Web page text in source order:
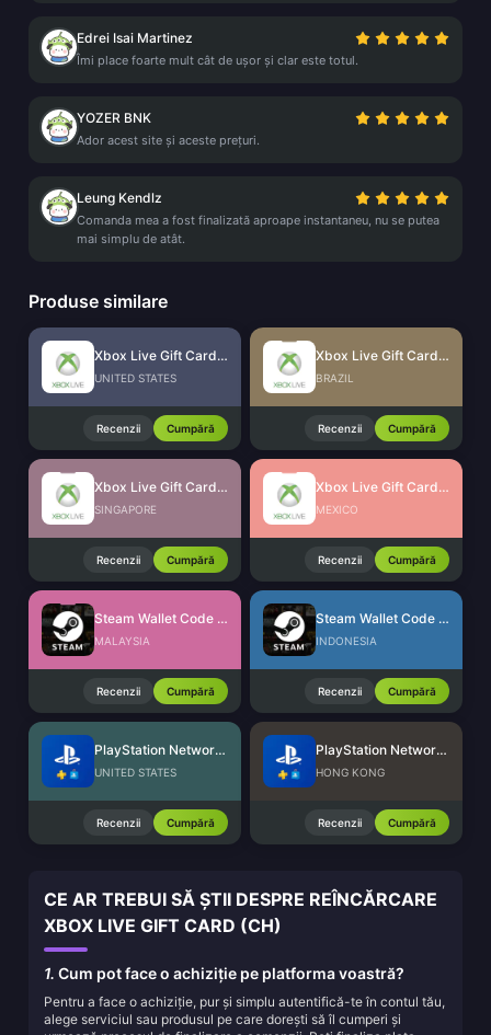
Edrei Isai Martinez
Îmi place foarte mult cât de ușor și clar este totul.
YOZER BNK
Ador acest site și aceste prețuri.
Leung Kendlz
Comanda mea a fost finalizată aproape instantaneu, nu se putea
mai simplu de atât.
Produse similare
Xbox Live Gift Card (US)
UNITED STATES
Recenzii Cumpără
Xbox Live Gift Card (BR)
BRAZIL
Recenzii Cumpără
Xbox Live Gift Card (SG)
SINGAPORE
Recenzii Cumpără
Xbox Live Gift Card (MX)
MEXICO
Recenzii Cumpără
Steam Wallet Code (MYR)
MALAYSIA
Recenzii Cumpără
Steam Wallet Code (IDR)
INDONESIA
Recenzii Cumpără
PlayStation Network Card (US)
UNITED STATES
Recenzii Cumpără
PlayStation Network Card (HK)
HONG KONG
Recenzii Cumpără
CE AR TREBUI SĂ ȘTII DESPRE REÎNCĂRCARE
XBOX LIVE GIFT CARD (CH)
1. Cum pot face o achiziție pe platforma voastră?
Pentru a face o achiziție, pur și simplu autentifică-te în contul tău,
alege serviciul sau produsul pe care dorești să îl cumperi și